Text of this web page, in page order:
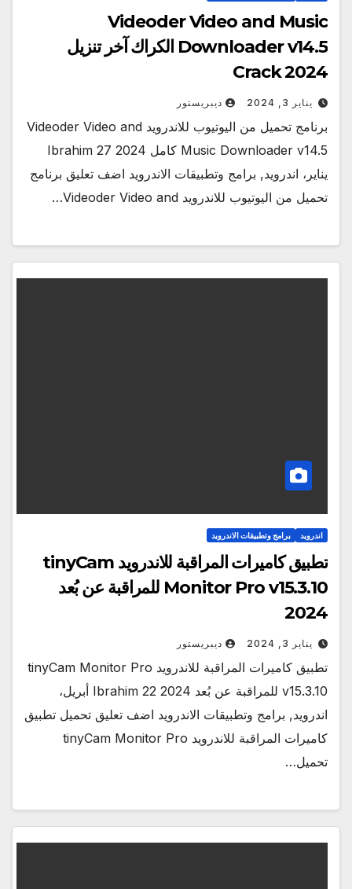
Videoder Video and Music
Downloader v14.5 الكراك آخر تنزيل
Crack 2024
يناير 3, 2024 ديبريستور
برنامج تحميل من اليوتيوب للاندرويد Videoder Video and
Music Downloader v14.5 كامل 2024 Ibrahim 27
يناير، اندرويد, برامج وتطبيقات الاندرويد اضف تعليق برنامج
تحميل من اليوتيوب للاندرويد Videoder Video and…
اندرويد برامج وتطبيقات الاندرويد
تطبيق كاميرات المراقبة للاندرويد tinyCam
Monitor Pro v15.3.10 للمراقبة عن بُعد
2024
يناير 3, 2024 ديبريستور
تطبيق كاميرات المراقبة للاندرويد tinyCam Monitor Pro
v15.3.10 للمراقبة عن بُعد 2024 Ibrahim 22 أبريل،
اندرويد, برامج وتطبيقات الاندرويد اضف تعليق تحميل تطبيق
كاميرات المراقبة للاندرويد tinyCam Monitor Pro
تحميل…